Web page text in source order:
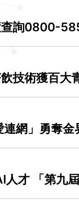
查詢0800-
技術獲百大
網」勇奪金
才 「第九